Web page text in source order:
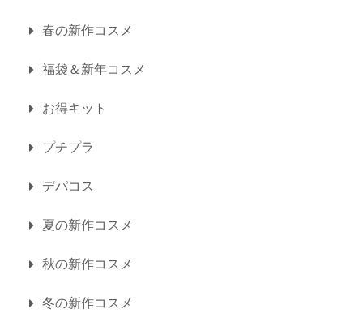
春の新作コスメ
福袋＆新年コスメ
お得キット
プチプラ
デパコス
夏の新作コスメ
秋の新作コスメ
冬の新作コスメ